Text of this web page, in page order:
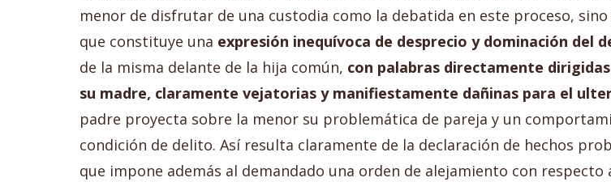
menor de disfrutar de una custodia como la debatida en este proceso,
que constituye una expresión inequívoca de desprecio y dominación del
de la misma delante de la hija común, con palabras directamente
su madre, claramente vejatorias y manifiestamente dañinas para el
padre proyecta sobre la menor su problemática de pareja y un
condición de delito. Así resulta claramente de la declaración de hechos
que impone además al demandado una orden de alejamiento con respecto